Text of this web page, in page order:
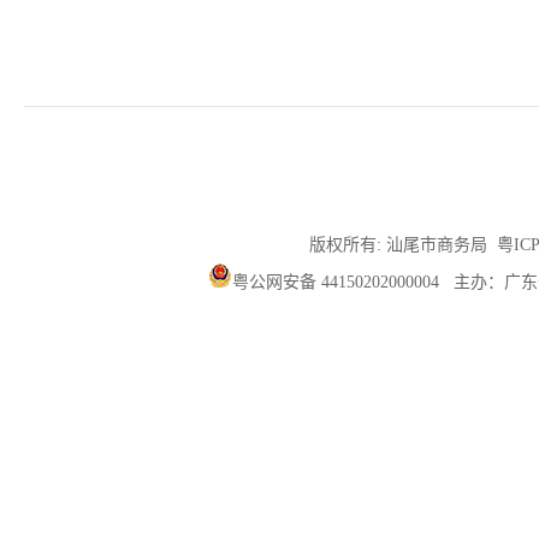
版权所有: 汕尾市商务局 粤
粤公网安备 44150202000004 主办：广东